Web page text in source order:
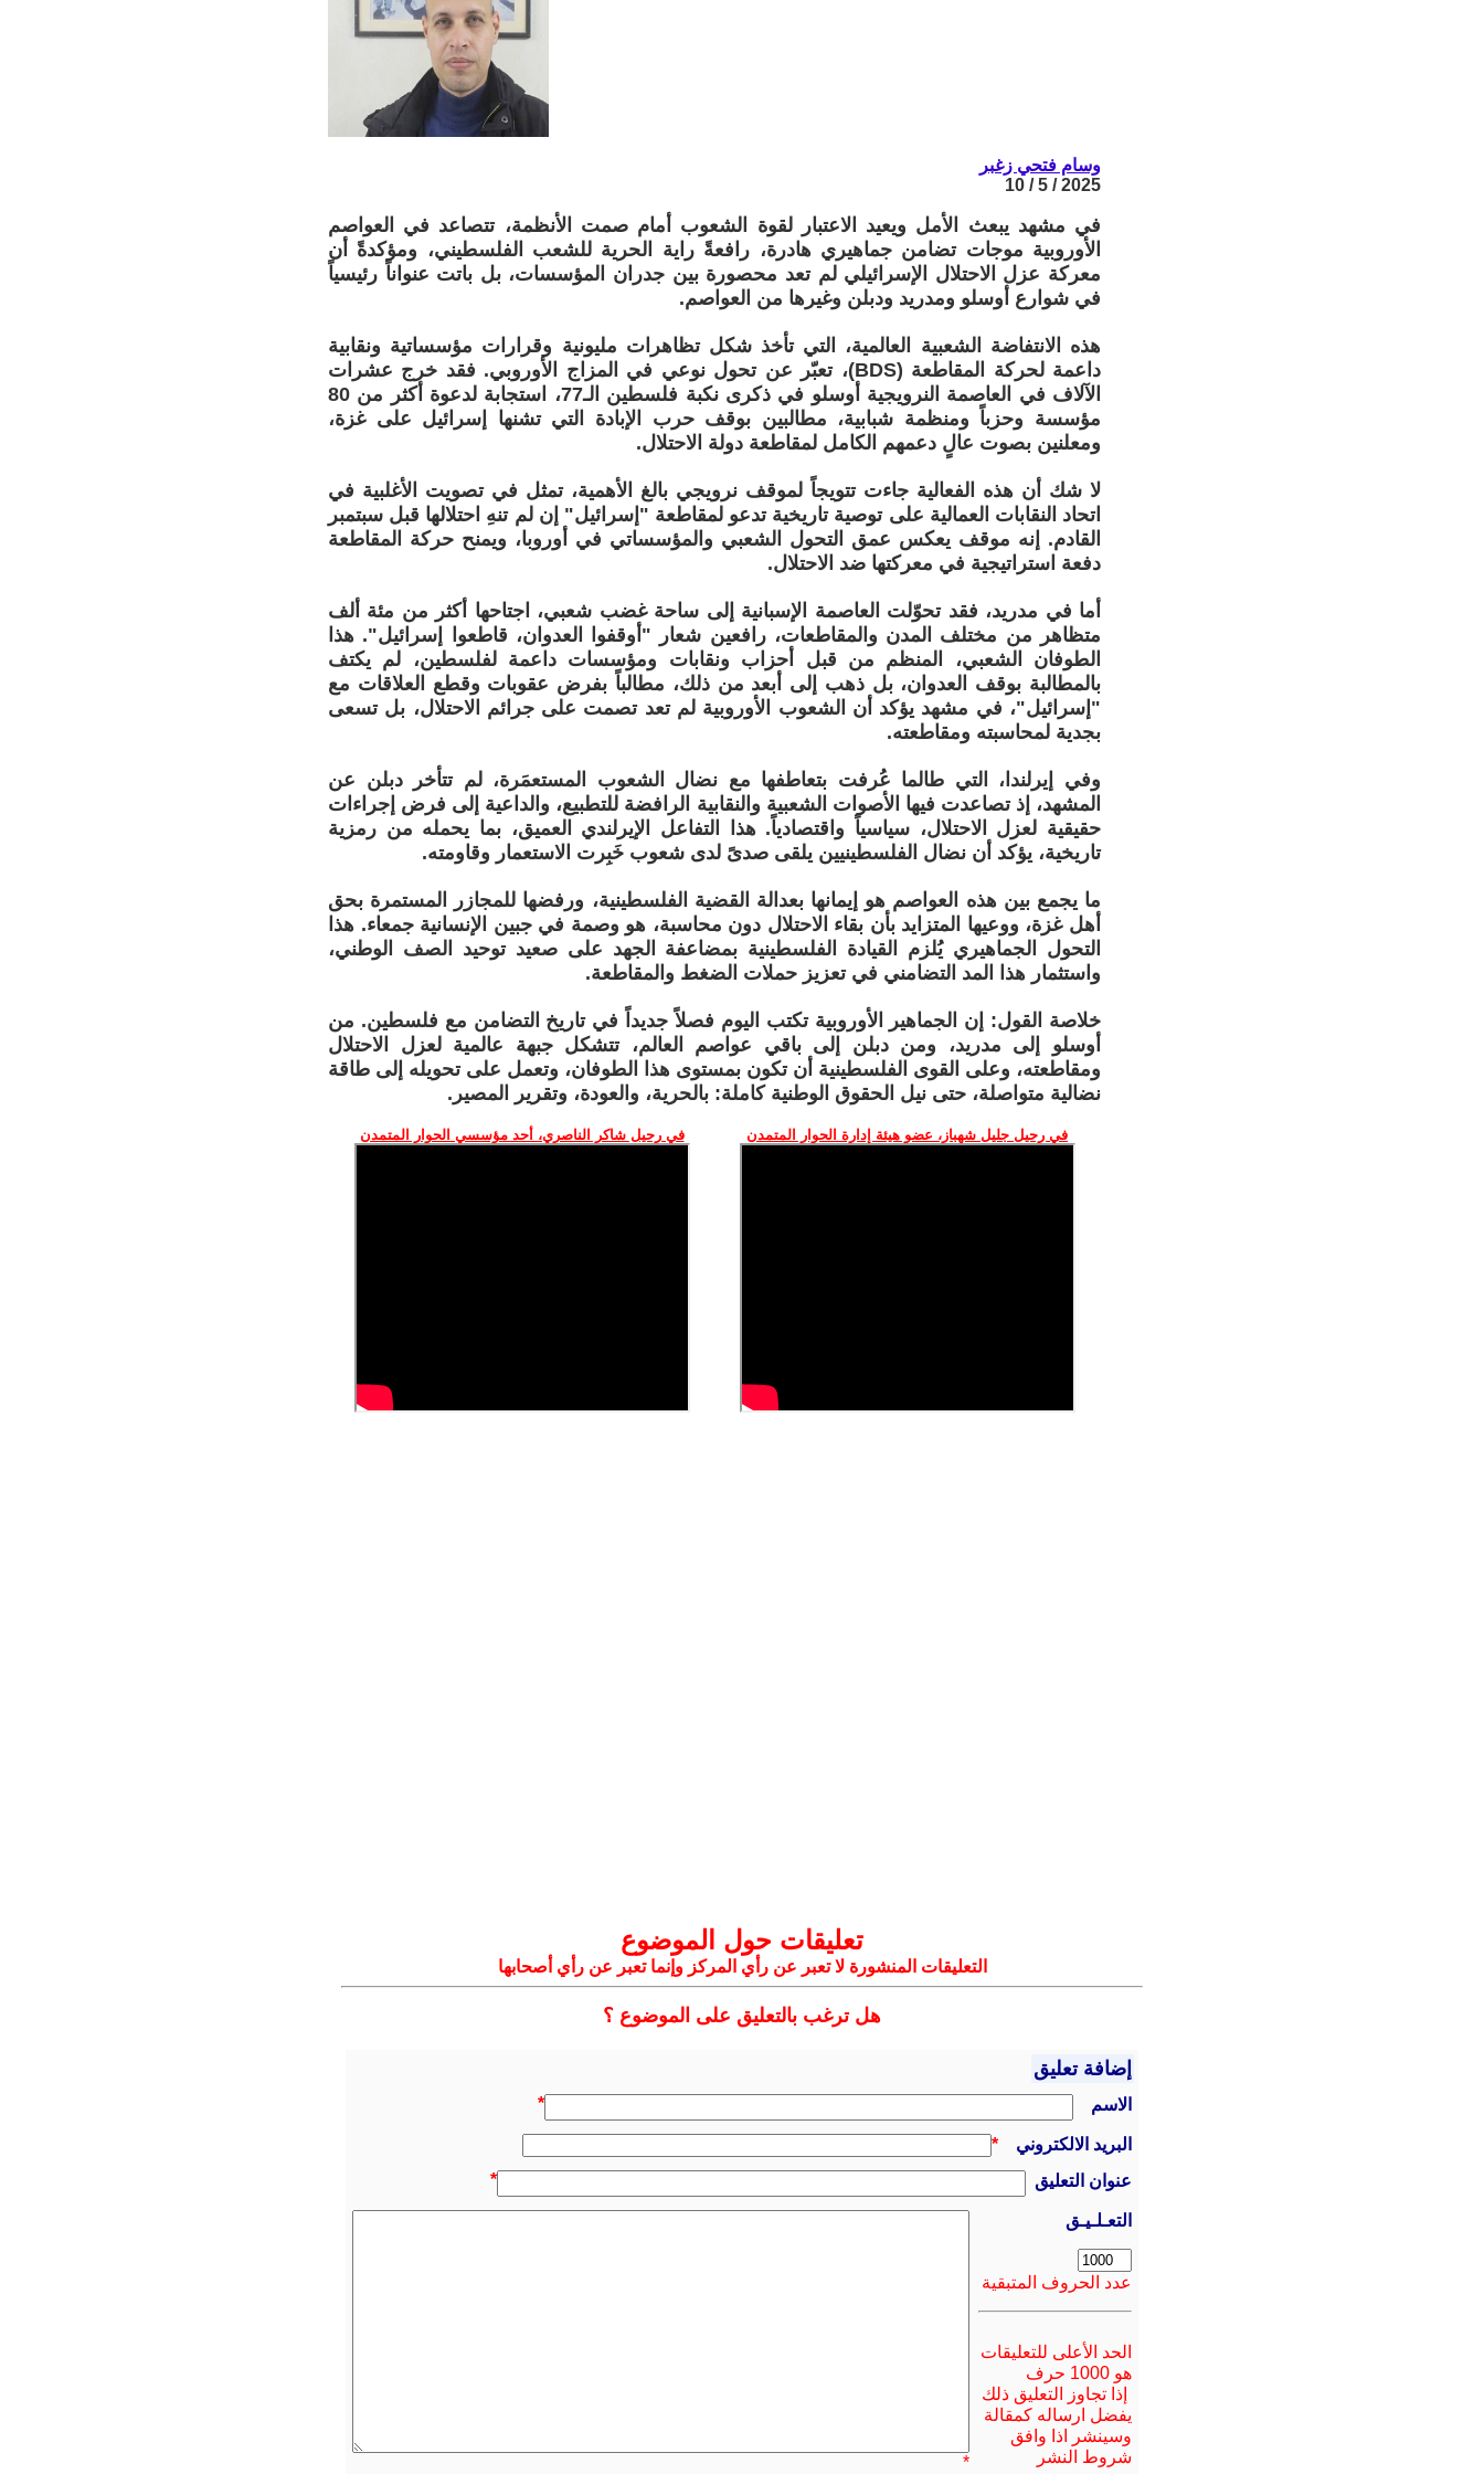
وسام فتحي زغبر
2025 / 5 / 10
في مشهد يبعث الأمل ويعيد الاعتبار لقوة الشعوب أمام صمت الأنظمة، تتصاعد في العواصم
الأوروبية موجات تضامن جماهيري هادرة، رافعةً راية الحرية للشعب الفلسطيني، ومؤكدةً أن
معركة عزل الاحتلال الإسرائيلي لم تعد محصورة بين جدران المؤسسات، بل باتت عنواناً رئيسياً
في شوارع أوسلو ومدريد ودبلن وغيرها من العواصم.
هذه الانتفاضة الشعبية العالمية، التي تأخذ شكل تظاهرات مليونية وقرارات مؤسساتية ونقابية
داعمة لحركة المقاطعة (BDS)، تعبّر عن تحول نوعي في المزاج الأوروبي. فقد خرج عشرات
الآلاف في العاصمة النرويجية أوسلو في ذكرى نكبة فلسطين الـ77، استجابة لدعوة أكثر من 80
مؤسسة وحزباً ومنظمة شبابية، مطالبين بوقف حرب الإبادة التي تشنها إسرائيل على غزة،
ومعلنين بصوت عالٍ دعمهم الكامل لمقاطعة دولة الاحتلال.
لا شك أن هذه الفعالية جاءت تتويجاً لموقف نرويجي بالغ الأهمية، تمثل في تصويت الأغلبية في
اتحاد النقابات العمالية على توصية تاريخية تدعو لمقاطعة "إسرائيل" إن لم تنهِ احتلالها قبل سبتمبر
القادم. إنه موقف يعكس عمق التحول الشعبي والمؤسساتي في أوروبا، ويمنح حركة المقاطعة
دفعة استراتيجية في معركتها ضد الاحتلال.
أما في مدريد، فقد تحوّلت العاصمة الإسبانية إلى ساحة غضب شعبي، اجتاحها أكثر من مئة ألف
متظاهر من مختلف المدن والمقاطعات، رافعين شعار "أوقفوا العدوان، قاطعوا إسرائيل". هذا
الطوفان الشعبي، المنظم من قبل أحزاب ونقابات ومؤسسات داعمة لفلسطين، لم يكتف
بالمطالبة بوقف العدوان، بل ذهب إلى أبعد من ذلك، مطالباً بفرض عقوبات وقطع العلاقات مع
"إسرائيل"، في مشهد يؤكد أن الشعوب الأوروبية لم تعد تصمت على جرائم الاحتلال، بل تسعى
بجدية لمحاسبته ومقاطعته.
وفي إيرلندا، التي طالما عُرفت بتعاطفها مع نضال الشعوب المستعمَرة، لم تتأخر دبلن عن
المشهد، إذ تصاعدت فيها الأصوات الشعبية والنقابية الرافضة للتطبيع، والداعية إلى فرض إجراءات
حقيقية لعزل الاحتلال، سياسياً واقتصادياً. هذا التفاعل الإيرلندي العميق، بما يحمله من رمزية
تاريخية، يؤكد أن نضال الفلسطينيين يلقى صدىً لدى شعوب خَبِرت الاستعمار وقاومته.
ما يجمع بين هذه العواصم هو إيمانها بعدالة القضية الفلسطينية، ورفضها للمجازر المستمرة بحق
أهل غزة، ووعيها المتزايد بأن بقاء الاحتلال دون محاسبة، هو وصمة في جبين الإنسانية جمعاء. هذا
التحول الجماهيري يُلزم القيادة الفلسطينية بمضاعفة الجهد على صعيد توحيد الصف الوطني،
واستثمار هذا المد التضامني في تعزيز حملات الضغط والمقاطعة.
خلاصة القول: إن الجماهير الأوروبية تكتب اليوم فصلاً جديداً في تاريخ التضامن مع فلسطين. من
أوسلو إلى مدريد، ومن دبلن إلى باقي عواصم العالم، تتشكل جبهة عالمية لعزل الاحتلال
ومقاطعته، وعلى القوى الفلسطينية أن تكون بمستوى هذا الطوفان، وتعمل على تحويله إلى طاقة
نضالية متواصلة، حتى نيل الحقوق الوطنية كاملة: بالحرية، والعودة، وتقرير المصير.
في رحيل جليل شهباز، عضو هيئة إدارة الحوار المتمدن في رحيل شاكر الناصري، أحد مؤسسي الحوار المتمدن
تعليقات حول الموضوع
التعليقات المنشورة لا تعبر عن رأي المركز وإنما تعبر عن رأي أصحابها
هل ترغب بالتعليق على الموضوع ؟
إضافة تعليق
الاسم *
البريد الالكتروني
*
عنوان التعليق
*
التعـلـيـق
عدد الحروف المتبقية
الحد الأعلى للتعليقات
هو 1000 حرف
إذا تجاوز التعليق ذلك
يفضل ارساله كمقالة
وسينشر اذا وافق
شروط النشر
*